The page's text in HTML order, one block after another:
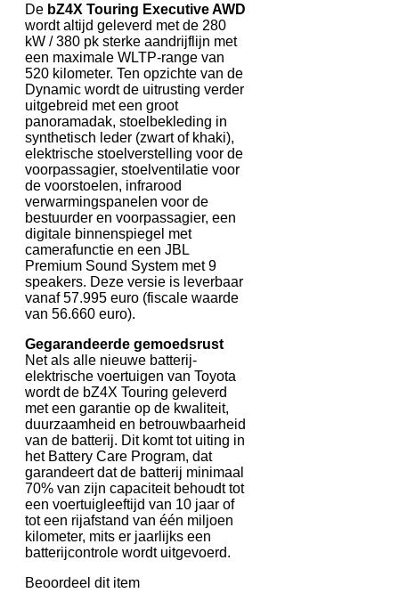
De bZ4X Touring Executive AWD
wordt altijd geleverd met de 280
kW / 380 pk sterke aandrijflijn met
een maximale WLTP-range van
520 kilometer. Ten opzichte van de
Dynamic wordt de uitrusting verder
uitgebreid met een groot
panoramadak, stoelbekleding in
synthetisch leder (zwart of khaki),
elektrische stoelverstelling voor de
voorpassagier, stoelventilatie voor
de voorstoelen, infrarood
verwarmingspanelen voor de
bestuurder en voorpassagier, een
digitale binnenspiegel met
camerafunctie en een JBL
Premium Sound System met 9
speakers. Deze versie is leverbaar
vanaf 57.995 euro (fiscale waarde
van 56.660 euro).
Gegarandeerde gemoedsrust
Net als alle nieuwe batterij-
elektrische voertuigen van Toyota
wordt de bZ4X Touring geleverd
met een garantie op de kwaliteit,
duurzaamheid en betrouwbaarheid
van de batterij. Dit komt tot uiting in
het Battery Care Program, dat
garandeert dat de batterij minimaal
70% van zijn capaciteit behoudt tot
een voertuigleeftijd van 10 jaar of
tot een rijafstand van één miljoen
kilometer, mits er jaarlijks een
batterijcontrole wordt uitgevoerd.
Beoordeel dit item